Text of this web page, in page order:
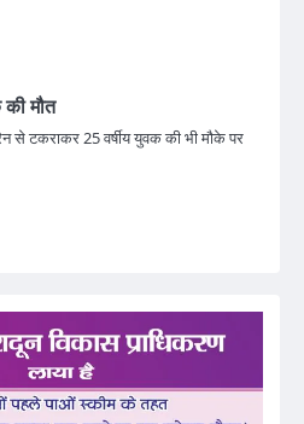
मौत
टकराकर 25 वर्षीय युवक की भी मौके पर